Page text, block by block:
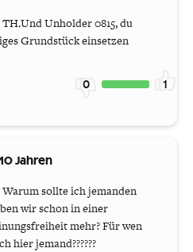
Unholder 0815, du
Grundstück einsetzen
0 1
Jahren
sollte ich jemanden
wir schon in einer
mehr? Für wen
hier jemand??????